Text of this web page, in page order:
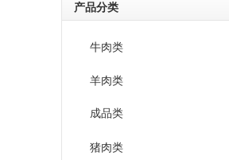
产品分类
牛肉类
羊肉类
成品类
猪肉类